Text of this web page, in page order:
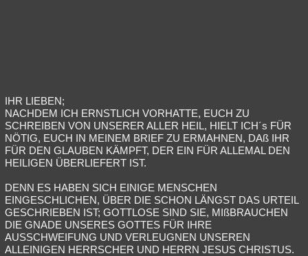
IHR LIEBEN;
NACHDEM ICH ERNSTLICH VORHATTE, EUCH ZU
SCHREIBEN VON UNSERER ALLER HEIL, HIELT ICH´s FÜR
NÖTIG, EUCH IN MEINEM BRIEF ZU ERMAHNEN, DAß IHR
FÜR DEN GLAUBEN KÄMPFT, DER EIN FÜR ALLEMAL DEN
HEILIGEN ÜBERLIEFERT IST.
DENN ES HABEN SICH EINIGE MENSCHEN
EINGESCHLICHEN, ÜBER DIE SCHON LÄNGST DAS URTEIL
GESCHRIEBEN IST; GOTTLOSE SIND SIE, MIßBRAUCHEN
DIE GNADE UNSERES GOTTES FÜR IHRE
AUSSCHWEIFUNG UND VERLEUGNEN UNSEREN
ALLEINIGEN HERRSCHER UND HERRN JESUS CHRISTUS.